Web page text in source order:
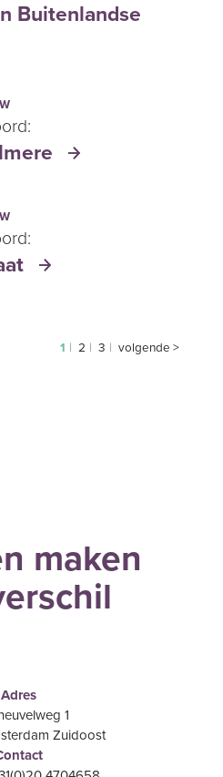
Buitenlandse
1 2 3 volgende >
maken
Adres
1
Zuidoost